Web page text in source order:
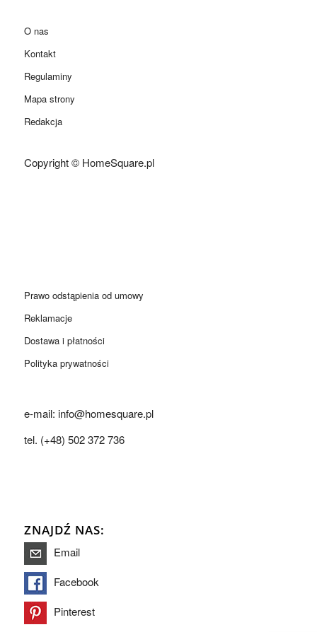
O nas
Kontakt
Regulaminy
Mapa strony
Redakcja
Copyright © HomeSquare.pl
Prawo odstąpienia od umowy
Reklamacje
Dostawa i płatności
Polityka prywatności
e-mail: info@homesquare.pl
tel. (+48) 502 372 736
ZNAJDŹ NAS:
Email
Facebook
Pinterest